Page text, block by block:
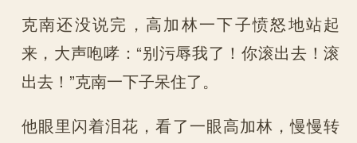
克南还没说完，高加林一下子愤怒地站起
来，大声咆哮：“别污辱我了！你滚出去！滚
出去！”克南一下子呆住了。
他眼里闪着泪花，看了一眼高加林，慢慢转